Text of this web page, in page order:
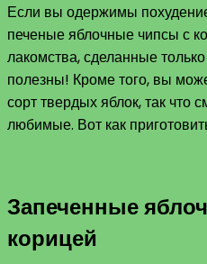
Если вы одержимы
печеные яблочные чипсы с
лакомства, сделанные
полезны! Кроме того, вы
сорт твердых яблок, так что
любимые. Вот как
Запеченные
корицей